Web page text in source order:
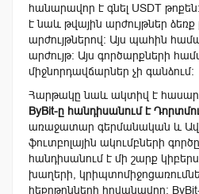
հանարավոր է գնել USDT
է նաև թվային արժույթներ ձեռք
արժույթներով։ Այս պահին
արժույթ։ Այս գործարքների
միջնորդավճարներ չի գանձում։
Հարթակը նաև ակտիվ է
ByBit-ը հանդիսանում է
առաջատար գերմանական և
ֆուտբոլային ակումբների
հանդիսանում է մի շարք
խաղերի,
հեքըթոնների հովանավոր։